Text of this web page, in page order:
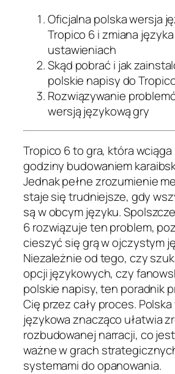
Oficjalna polska wersja
Tropico 6 i zmiana
ustawieniach
Skąd pobrać i jak
polskie napisy do
Rozwiązywanie
wersją językową gry
Tropico 6 to gra, która wciąga
godziny budowaniem
Jednak pełne zrozumienie
staje się trudniejsze, gdy
są w obcym języku.
6 rozwiązuje ten problem,
cieszyć się grą w ojczystym
Niezależnie od tego, czy
opcji językowych, czy
polskie napisy, ten poradnik
Cię przez cały proces.
językowa znacząco ułatwia
rozbudowanej narracji, co
ważne w grach
systemami do opanowania.